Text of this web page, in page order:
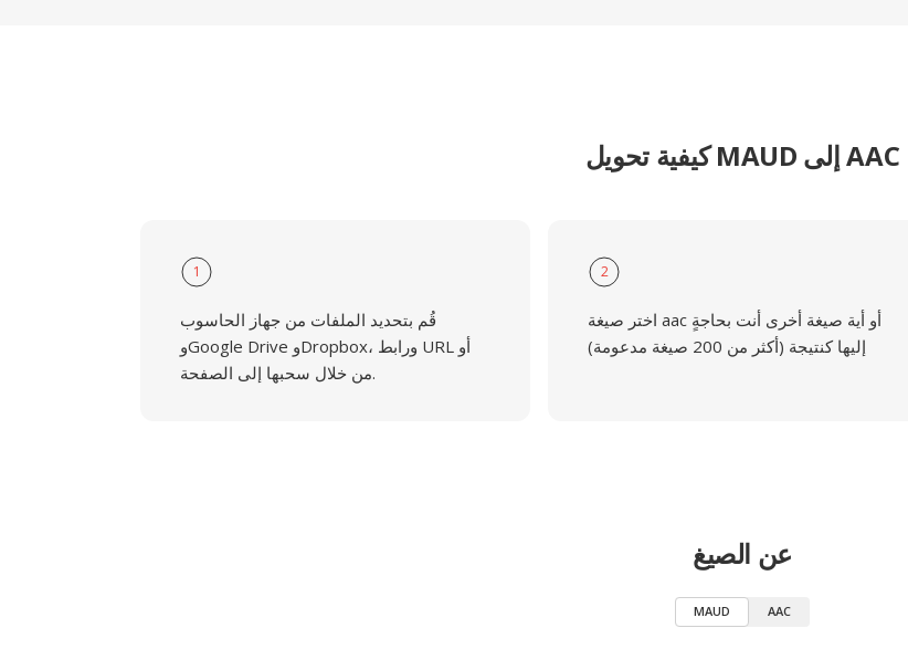
كيفية تحويل MAUD إلى AAC
1
قُم بتحديد الملفات من جهاز الحاسوب
وGoogle Drive وDropbox، ورابط URL أو
من خلال سحبها إلى الصفحة.
2
اختر صيغة aac أو أية صيغة أخرى أنت بحاجةٍ
إليها كنتيجة (أكثر من 200 صيغة مدعومة)
عن الصيغ
MAUD AAC